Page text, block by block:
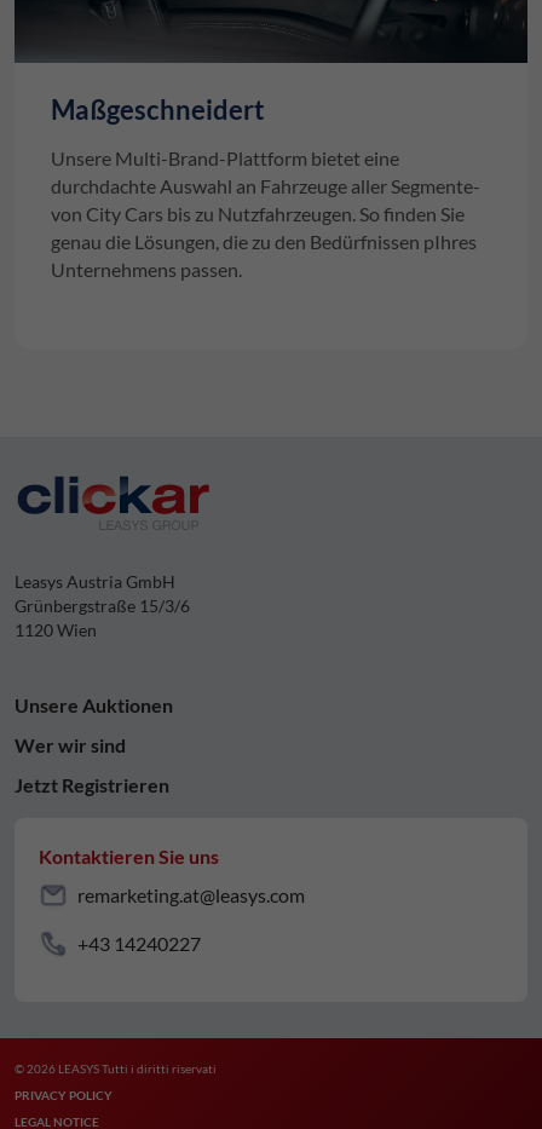
Maßgeschneidert
Unsere Multi-Brand-Plattform bietet eine
durchdachte Auswahl an Fahrzeuge aller Segmente-
von City Cars bis zu Nutzfahrzeugen. So finden Sie
genau die Lösungen, die zu den Bedürfnissen pIhres
Unternehmens passen.
Leasys Austria GmbH
Grünbergstraße 15/3/6
1120 Wien
Unsere Auktionen
Wer wir sind
Jetzt Registrieren
Kontaktieren Sie uns
remarketing.at@leasys.com
+43 14240227
© 2026 LEASYS Tutti i diritti riservati
PRIVACY POLICY
LEGAL NOTICE